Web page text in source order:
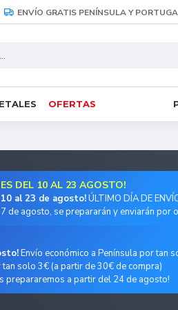
ENVÍO GRATIS PENÍNSULA Y
OFERTAS
DEL 10 AL 23 AGOSTO!
10 al 23 de agosto!ÚLTIMO DÍA DE
de agosto, se prepararán y enviarán
Envío económico a Península por tan
solo 3€ (a partir de 30€ de compra)
a partir del 24 de agosto!